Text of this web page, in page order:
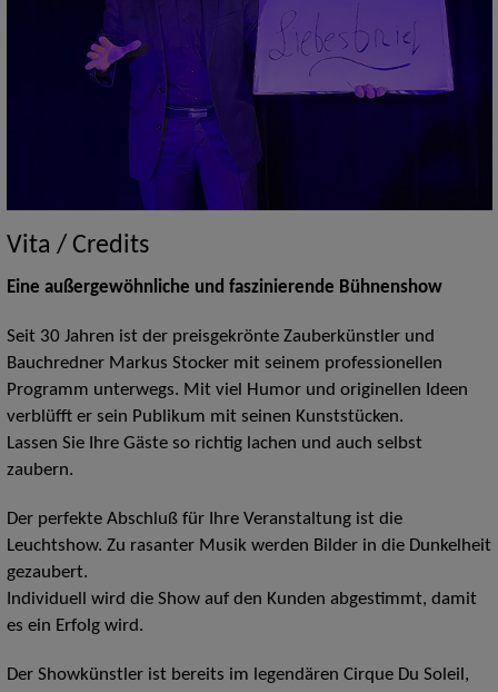
Vita / Credits
Eine außergewöhnliche und faszinierende Bühnenshow
Seit 30 Jahren ist der preisgekrönte Zauberkünstler und
Bauchredner Markus Stocker mit seinem professionellen
Programm unterwegs. Mit viel Humor und originellen Ideen
verblüfft er sein Publikum mit seinen Kunststücken.
Lassen Sie Ihre Gäste so richtig lachen und auch selbst
zaubern.
Der perfekte Abschluß für Ihre Veranstaltung ist die
Leuchtshow. Zu rasanter Musik werden Bilder in die Dunkelheit
gezaubert.
Individuell wird die Show auf den Kunden abgestimmt, damit
es ein Erfolg wird.
Der Showkünstler ist bereits im legendären Cirque Du Soleil,